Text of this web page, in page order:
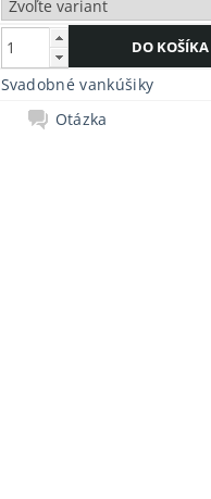
Svadobné vankúšiky
Otázka